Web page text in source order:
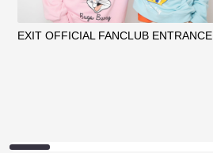
EXIT OFFICIAL FANCLUB ENTRANCE